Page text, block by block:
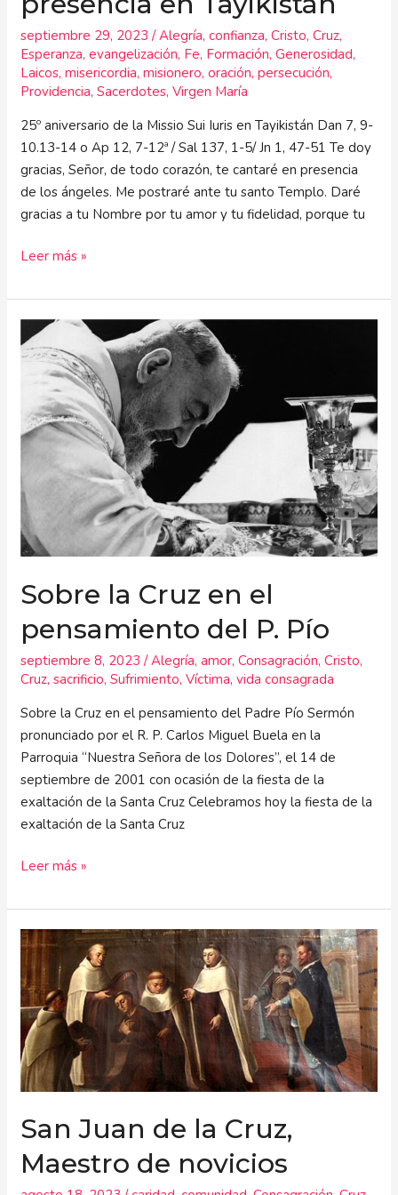
septiembre 29, 2023/Alegría,confianza,Cristo,Cruz,
Esperanza,evangelización, Fe, Formación,Generosidad,
Laicos,misericordia,misionero,oración,persecución,
Providencia,Sacerdotes,Virgen María
25º aniversario de la Missio Sui Iuris en Tayikistán Dan 7, 9-
10.13-14 o Ap 12, 7-12ª / Sal 137, 1-5/ Jn 1, 47-51 Te doy
gracias, Señor, de todo corazón, te cantaré en presencia
de los ángeles. Me postraré ante tu santo Templo. Daré
gracias a tu Nombre por tu amor y tu fidelidad, porque tu
Leer más »
Sobre la Cruz en el
pensamiento del P. Pío
septiembre 8, 2023/Alegría,amor,Consagración,Cristo,
Cruz,sacrificio,Sufrimiento,Víctima,vida consagrada
Sobre la Cruz en el pensamiento del Padre Pío Sermón
pronunciado por el R. P. Carlos Miguel Buela en la
Parroquia “Nuestra Señora de los Dolores”, el 14 de
septiembre de 2001 con ocasión de la fiesta de la
exaltación de la Santa Cruz Celebramos hoy la fiesta de la
exaltación de la Santa Cruz
Sobre
la
Cruz
el
pensamiento
Pío
Leer más »
San Juan de la Cruz,
Maestro de novicios
San
Juan
de
la
Cruz,
Maestro
de
novicios